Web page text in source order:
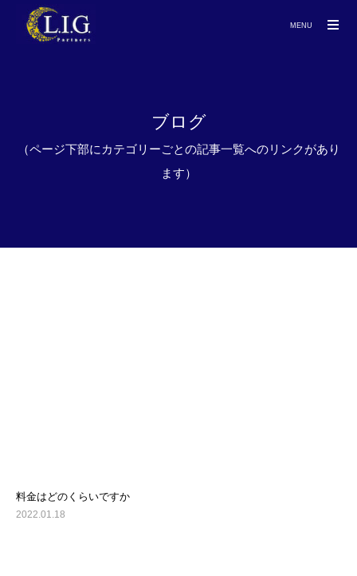
ブログ
（ページ下部にカテゴリーごとの記事一覧へのリンクがあり
ます）
料金はどのくらいですか
2022.01.18
MENU